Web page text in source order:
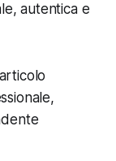
autentica e